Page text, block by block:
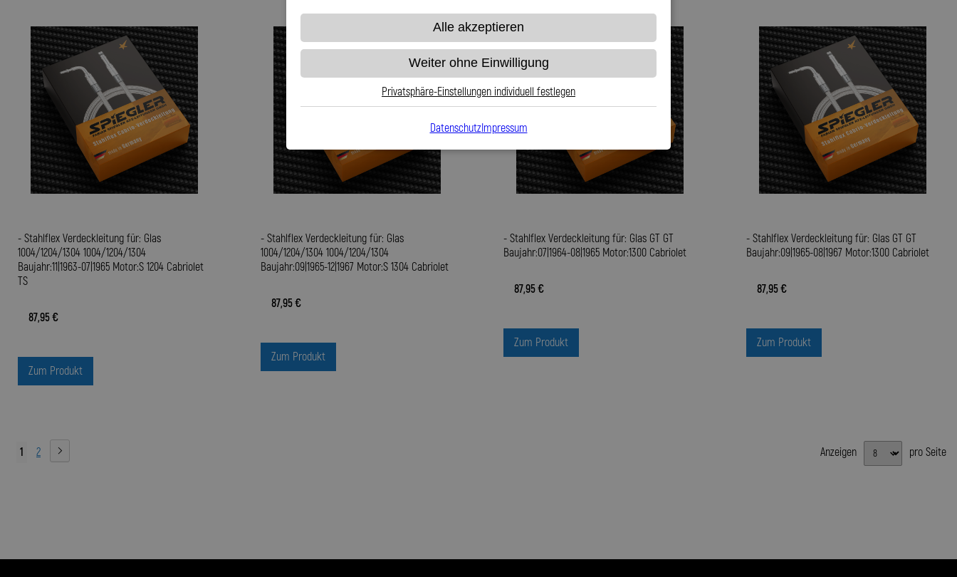
- Stahlflex Verdeckleitung für: Glas
1004/1204/1304 1004/1204/1304
Baujahr:11|1963-07|1965 Motor:S 1204 Cabriolet
TS
87,95 €
Zum Produkt
- Stahlflex Verdeckleitung für: Glas
1004/1204/1304 1004/1204/1304
Baujahr:09|1965-12|1967 Motor:S 1304 Cabriolet
87,95 €
Zum Produkt
- Stahlflex Verdeckleitung für: Glas GT GT
Baujahr:07|1964-08|1965 Motor:1300 Cabriolet
87,95 €
Zum Produkt
- Stahlflex Verdeckleitung für: Glas GT GT
Baujahr:09|1965-08|1967 Motor:1300 Cabriolet
87,95 €
Zum Produkt
1 2 Anzeigen pro Seite
Alle akzeptieren
Weiter ohne Einwilligung
Privatsphäre-Einstellungen individuell festlegen
DatenschutzImpressum